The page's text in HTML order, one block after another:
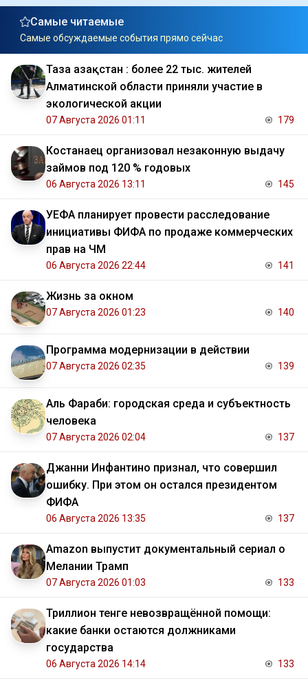
Самые читаемые
Самые обсуждаемые события прямо сейчас
Таза Қазақстан : более 22 тыс. жителей
Алматинской области приняли участие в
экологической акции
07 Августа 2026 01:11 179
Костанаец организовал незаконную выдачу
займов под 120 % годовых
06 Августа 2026 13:11 145
УЕФА планирует провести расследование
инициативы ФИФА по продаже коммерческих
прав на ЧМ
06 Августа 2026 22:44 141
Жизнь за окном
07 Августа 2026 01:23 140
Программа модернизации в действии
07 Августа 2026 02:35 139
Аль Фараби: городская среда и субъектность
человека
07 Августа 2026 02:04 137
Джанни Инфантино признал, что совершил
ошибку. При этом он остался президентом
ФИФА
06 Августа 2026 13:35 137
Amazon выпустит документальный сериал о
Мелании Трамп
07 Августа 2026 01:03 133
Триллион тенге невозвращённой помощи:
какие банки остаются должниками
государства
06 Августа 2026 14:14 133